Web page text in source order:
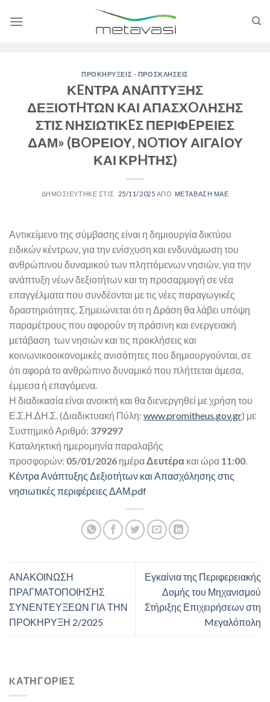
ΠΡΟΚΗΡΥΞΕΙΣ - ΠΡΟΣΚΛΗΣΕΙΣ
ΚEΝΤΡΑ ΑΝAΠΤΥΞΗΣ
ΔΕΞΙΟΤHΤΩΝ ΚΑΙ ΑΠΑΣΧOΛΗΣΗΣ
ΣΤΙΣ ΝΗΣΙΩΤΙΚEΣ ΠΕΡΙΦEΡΕΙΕΣ
ΔΑΜ» (ΒOΡΕΙΟΥ, ΝOΤΙΟΥ ΑΙΓΑIΟΥ
ΚΑΙ ΚΡHΤΗΣ)
25/11/2025 ΜΕΤΑΒΑΣΗ ΜΑΕ
Αντικείμενο της σύμβασης είναι η δημιουργία δικτύου
ειδικών κέντρων, για την ενίσχυση και ενδυνάμωση του
ανθρώπινου δυναμικού των πληττόμενων νησιών, για την
ανάπτυξη νέων δεξιοτήτων και τη προσαρμογή σε νέα
επαγγέλματα που συνδέονται με τις νέες παραγωγικές
δραστηριότητες. Σημειώνεται ότι η Δράση θα λάβει υπόψη
παραμέτρους που αφορούν τη πράσινη και ενεργειακή
μετάβαση των νησιών και τις προκλήσεις και
κοινωνικοοικονομικές ανισότητες που δημιουργούνται, σε
ότι αφορά το ανθρώπινο δυναμικό που πλήττεται άμεσα,
έμμεσα ή επαγόμενα.
Η διαδικασία είναι ανοικτή και θα διενεργηθεί με χρήση του
Ε.Σ.Η.ΔΗ.Σ. (Διαδικτυακή Πύλη: www.promitheus.gov.gr) με
Συστημικό Αριθμό: 379297
Καταληκτική ημερομηνία παραλαβής
προσφορών: 05/01/2026 ημέρα Δευτέρα και ώρα 11:00
Κέντρα Ανάπτυξης Δεξιοτήτων και Απασχόλησης στις
νησιωτικές περιφέρειες ΔΑΜ.pdf
ΑΝΑΚΟΙΝΩΣΗ
ΠΡΑΓΜΑΤΟΠΟΙΗΣΗΣ
ΣΥΝΕΝΤΕΥΞΕΩΝ ΓΙΑ ΤΗΝ
ΠΡΟΚΗΡΥΞΗ 2/2025
Εγκαίνια της Περιφερειακής
Δομής του Μηχανισμού
Στήριξης Επιχειρήσεων στη
Mεγαλόπολη
KΑΤΗΓΟΡΊΕΣ